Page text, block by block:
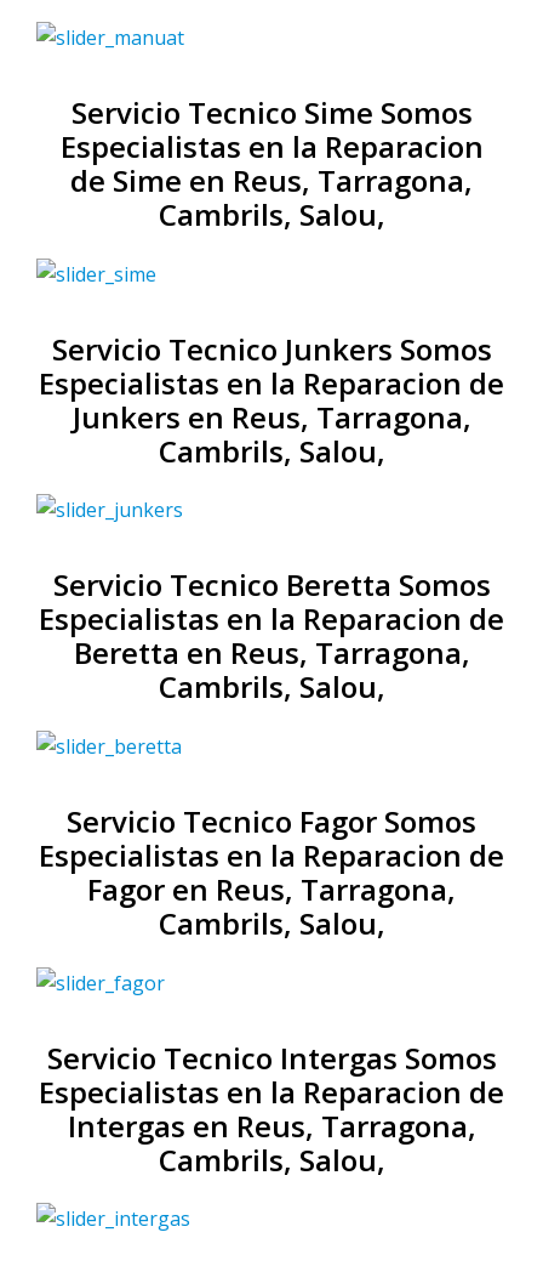
Servicio Tecnico Sime Somos
Especialistas en la Reparacion
de Sime en Reus, Tarragona,
Cambrils, Salou,
Servicio Tecnico Junkers Somos
Especialistas en la Reparacion de
Junkers en Reus, Tarragona,
Cambrils, Salou,
Servicio Tecnico Beretta Somos
Especialistas en la Reparacion de
Beretta en Reus, Tarragona,
Cambrils, Salou,
Servicio Tecnico Fagor Somos
Especialistas en la Reparacion de
Fagor en Reus, Tarragona,
Cambrils, Salou,
Servicio Tecnico Intergas Somos
Especialistas en la Reparacion de
Intergas en Reus, Tarragona,
Cambrils, Salou,